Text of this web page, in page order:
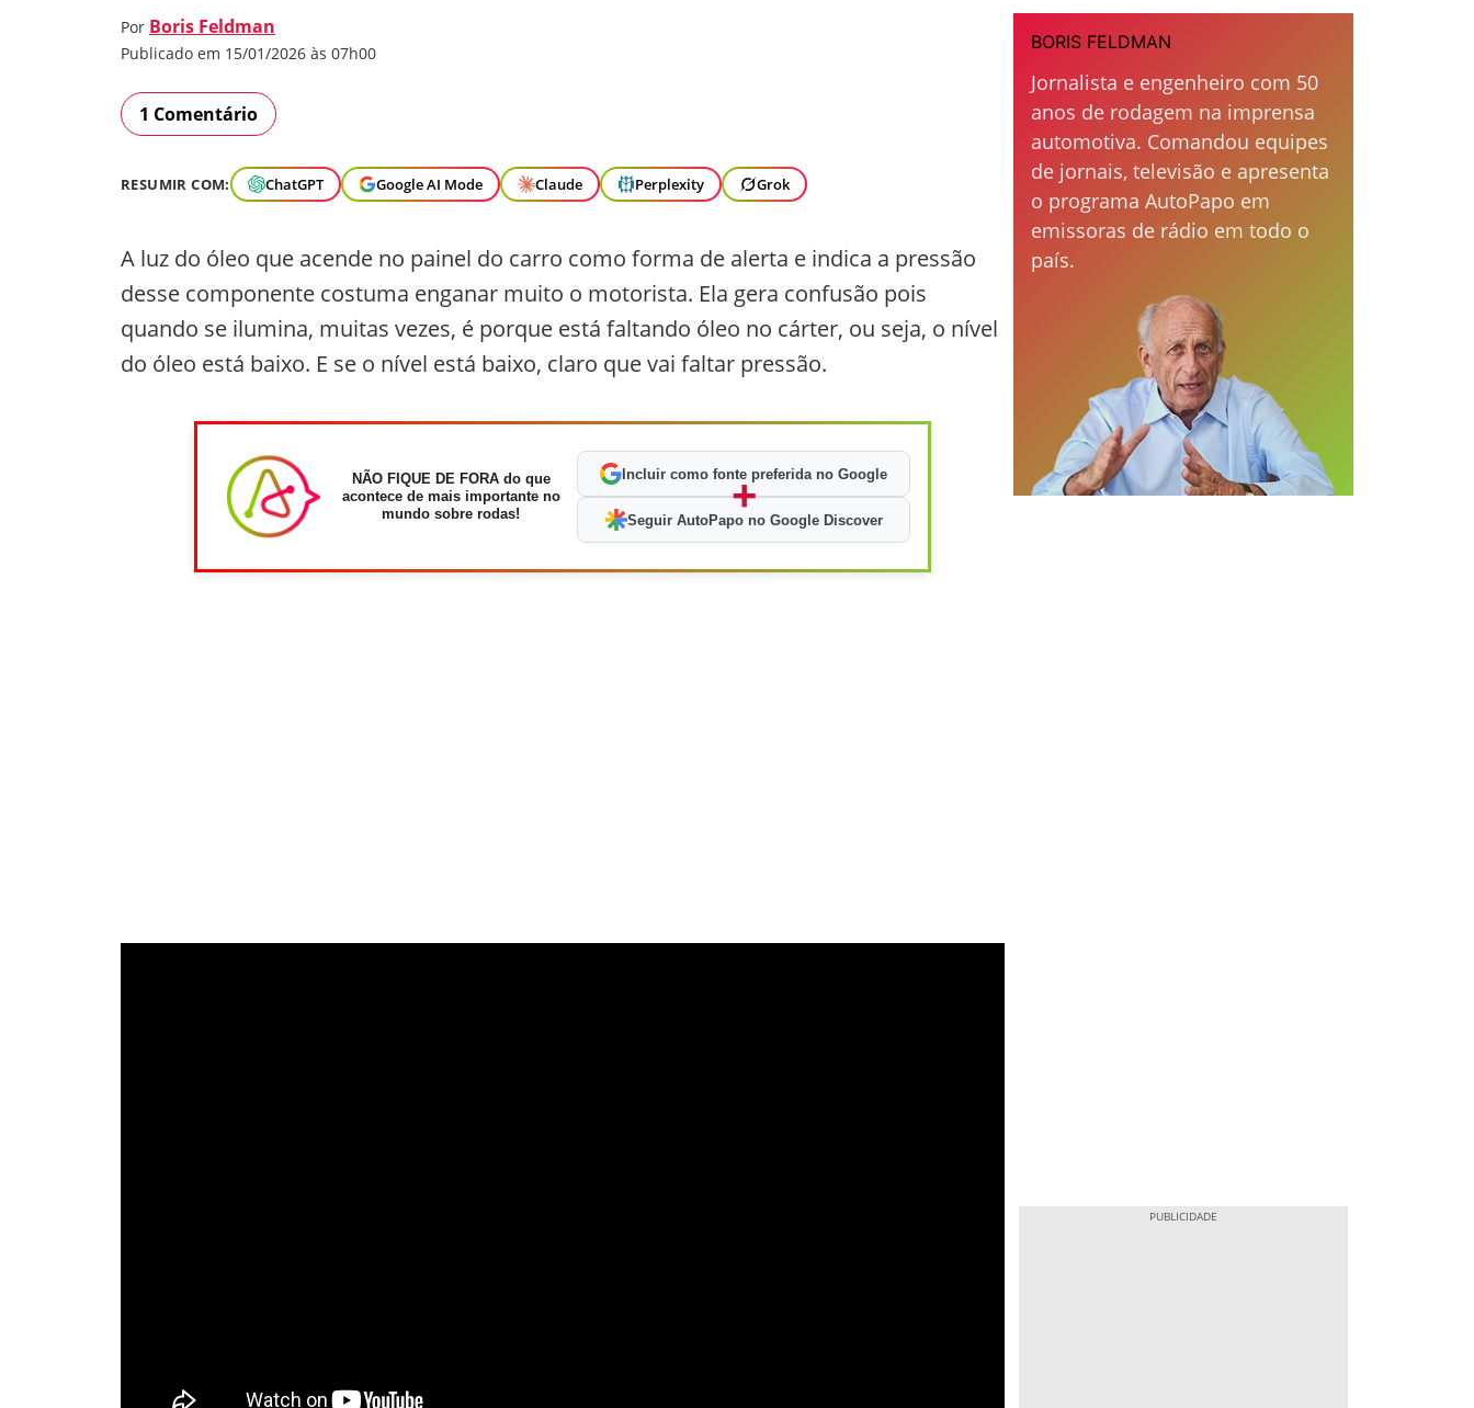
Por Boris Feldman
Publicado em 15/01/2026 às 07h00
1 Comentário
RESUMIR COM: ChatGPT Google AI Mode Claude Perplexity Grok
A luz do óleo que acende no painel do carro como forma de alerta e indica a pressão
desse componente costuma enganar muito o motorista. Ela gera confusão pois
quando se ilumina, muitas vezes, é porque está faltando óleo no cárter, ou seja, o nível
do óleo está baixo. E se o nível está baixo, claro que vai faltar pressão.
NÃO FIQUE DE FORA do que
acontece de mais importante no
mundo sobre rodas!
Incluir como fonte preferida no Google
+
Seguir AutoPapo no Google Discover
BORIS FELDMAN
Jornalista e engenheiro com 50
anos de rodagem na imprensa
automotiva. Comandou equipes
de jornais, televisão e apresenta
o programa AutoPapo em
emissoras de rádio em todo o
país.